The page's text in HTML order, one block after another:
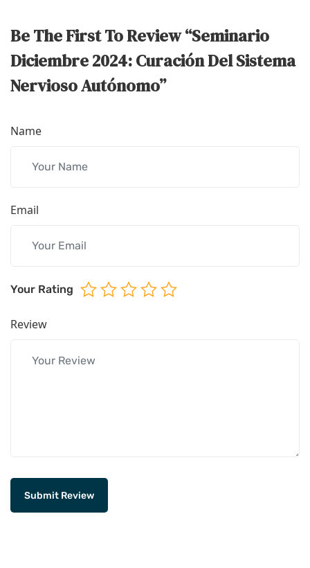
Be The First To Review “Seminario
Diciembre 2024: Curación Del Sistema
Nervioso Autónomo”
Name
Email
Your Rating
Review
Submit Review